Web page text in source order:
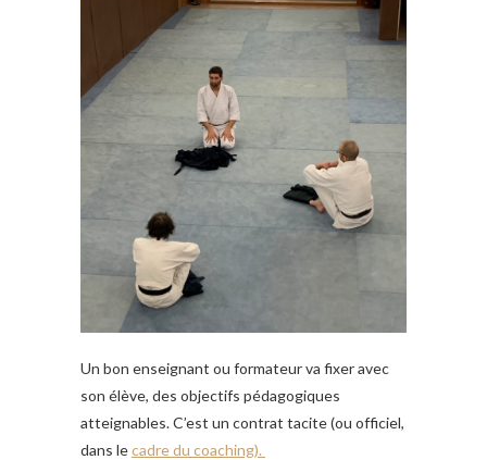
Un bon enseignant ou formateur va fixer avec
son élève, des objectifs pédagogiques
atteignables. C’est un contrat tacite (ou officiel,
dans lecadre du coaching).